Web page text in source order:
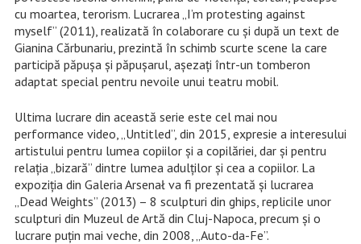
cu moartea, terorism. Lucrarea „I’m protesting against
myself” (2011), realizată în colaborare cu și după un text de
Gianina Cărbunariu, prezintă în schimb scurte scene la care
participă păpușa și păpușarul, așezați într-un tomberon
adaptat special pentru nevoile unui teatru mobil.
Ultima lucrare din această serie este cel mai nou
performance video, „Untitled”, din 2015, expresie a interesului
artistului pentru lumea copiilor și a copilăriei, dar și pentru
relația „bizară” dintre lumea adulților și cea a copiilor. La
expoziția din Galeria Arsenał va fi prezentată și lucrarea
„Dead Weights” (2013) – 8 sculpturi din ghips, replicile unor
sculpturi din Muzeul de Artă din Cluj-Napoca, precum și o
lucrare puțin mai veche, din 2008, „Auto-da-Fe”.